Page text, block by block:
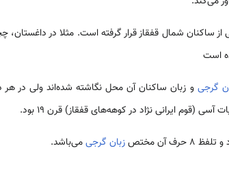
ساکنان شمال قفقاز قرار گرفته است. مثلا در
است
گرجی و زبان ساکنان آن محل نگاشته شده‌اند ولی در هر
(قوم ایرانی نژاد در کوهه‌های قفقاز) قرن 19 بود.
زبان گرجیمی‌‌باشد.